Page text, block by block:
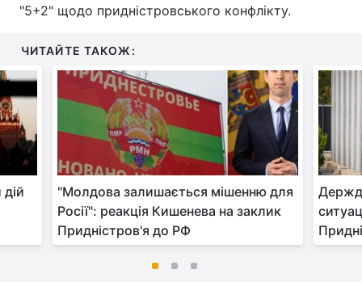
"5+2" щодо придністровського конфлікту.
ЧИТАЙТЕ ТАКОЖ:
"Молдова залишається мішенню для
Росії": реакція Кишенева на заклик
Придністров'я до РФ